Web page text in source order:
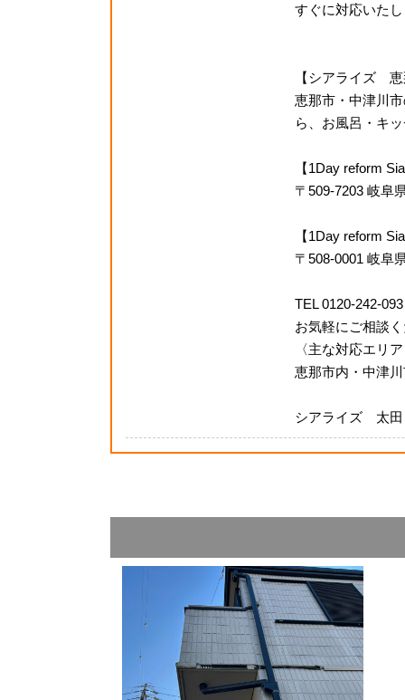
すぐに対応いたし
【シアライズ 恵
恵那市・中津川
ら、お風呂・キ
【1Day reform
〒509-7203 岐阜
【1Day reform
〒508-0001 岐阜
TEL 0120-242-093
お気軽にご相談く
〈主な対応エリア
恵那市内・中津
シアライズ 太田